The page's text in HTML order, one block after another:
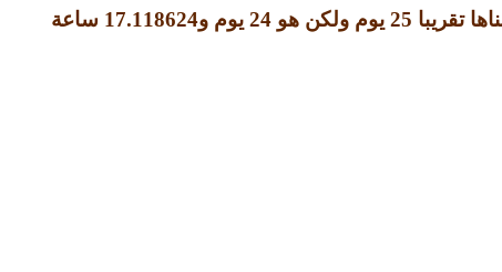
تقريبا 25 يوم ولكن هو 24 يوم و17.118624 ساعة